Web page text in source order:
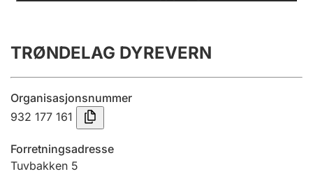
Årsregnskap
Innsending og forsinkelsesgebyr
Tinglysing
TRØNDELAG DYREVERN
Organisasjonsnummer
932 177 161
Forretningsadresse
Tuvbakken 5